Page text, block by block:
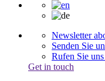
Newsletter
Senden Sie
Rufen Sie
Get in touch